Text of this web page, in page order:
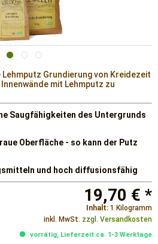
Grundierung von Kreidezeit
mit Lehmputz zu
Saugfähigkeiten des Untergrunds
Oberfläche - so kann der Putz
und hoch diffusionsfähig
19,70 € *
Inhalt: 1 Kilogramm
inkl. MwSt. zzgl. Versandkosten
vorrätig, Lieferzeit ca. 1-3 Werktage